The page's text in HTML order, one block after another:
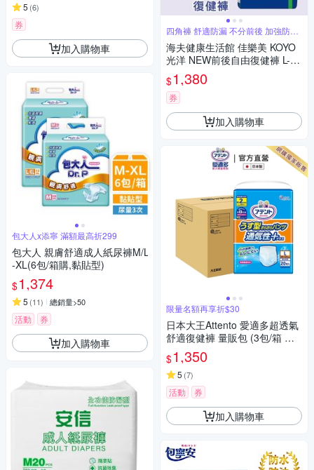
5 (6)
券
加入購物車
包大人x添寧 滿額最高折299
包大人 親膚舒適成人紙尿褲M/L
-XL(6包/箱購,黏貼型)
$1,374
5 (11) 總銷量>50
活動 券
加入購物車
四角褲 舒適防漏 不分前後 加強防漏
褲型
海夫健康生活館 佳樂美 KOYO
光洋 NEW前後自由復健褲 L-LL
號_16片/袋
$1,380
券
加入購物車
限量名額再享折$30
日本大王Attento 愛適多超透氣
舒適復健褲 量販包 (3包/箱 箱
購)
$1,350
5 (7)
活動 券
加入購物車